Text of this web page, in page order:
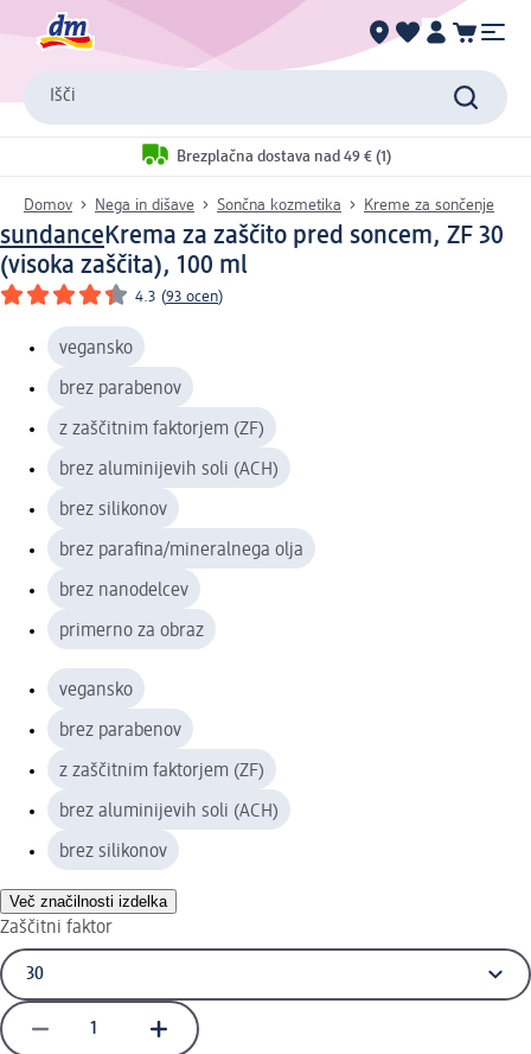
Išči
Brezplačna dostava nad 49 € (1)
Domov Nega in dišave Sončna kozmetika Kreme za sončenje
sundance Krema za zaščito pred soncem, ZF 30
(visoka zaščita), 100 ml
4.3 (93 ocen)
vegansko
brez parabenov
z zaščitnim faktorjem (ZF)
brez aluminijevih soli (ACH)
brez silikonov
brez parafina/mineralnega olja
brez nanodelcev
primerno za obraz
vegansko
brez parabenov
z zaščitnim faktorjem (ZF)
brez aluminijevih soli (ACH)
brez silikonov
Več značilnosti izdelka
Zaščitni faktor